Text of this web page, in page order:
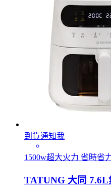
到貨通知我
1500w超大火力 省時省
TATUNG 大同